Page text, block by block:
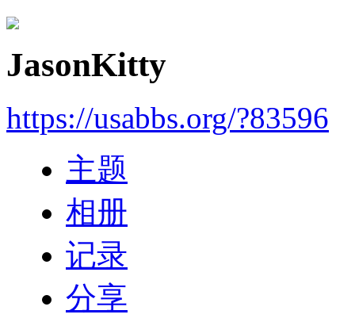
JasonKitty
https://usabbs.org/?83596
主题
相册
记录
分享